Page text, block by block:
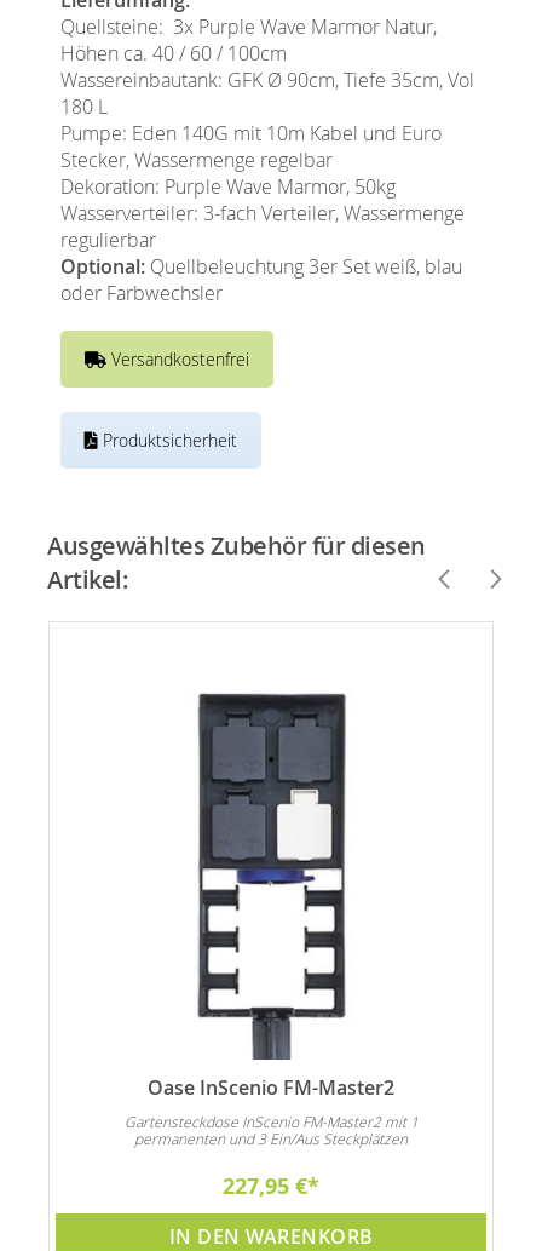
Quellsteine: 3x Purple Wave Marmor Natur,
Höhen ca. 40 / 60 / 100cm
Wassereinbautank: GFK Ø 90cm, Tiefe 35cm, Vol
180 L
Pumpe: Eden 140G mit 10m Kabel und Euro
Stecker, Wassermenge regelbar
Dekoration: Purple Wave Marmor, 50kg
Wasserverteiler: 3-fach Verteiler, Wassermenge
regulierbar
Optional: Quellbeleuchtung 3er Set weiß, blau
oder Farbwechsler
Versandkostenfrei
Produktsicherheit
Ausgewähltes Zubehör für diesen
Artikel:
Oase InScenio FM-Master2
Gartensteckdose InScenio FM-Master2 mit 1
permanenten und 3 Ein/Aus Steckplätzen
227,95 €
IN DEN WARENKORB